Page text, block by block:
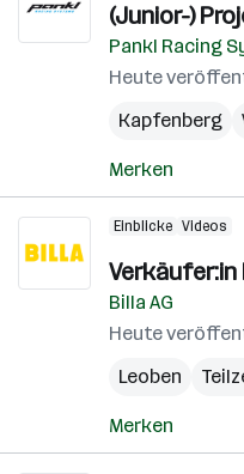
(Junior-)
Pankl Racing
Heute
Kapfenberg
Merken
Einblicke Videos
Billa AG
Heute
Leoben
Merken